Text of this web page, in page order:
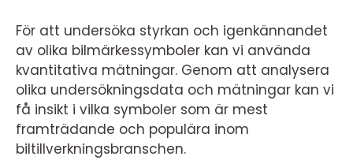
För att undersöka styrkan och igenkännandet
av olika bilmärkessymboler kan vi använda
kvantitativa mätningar. Genom att analysera
olika undersökningsdata och mätningar kan vi
få insikt i vilka symboler som är mest
framträdande och populära inom
biltillverkningsbranschen.